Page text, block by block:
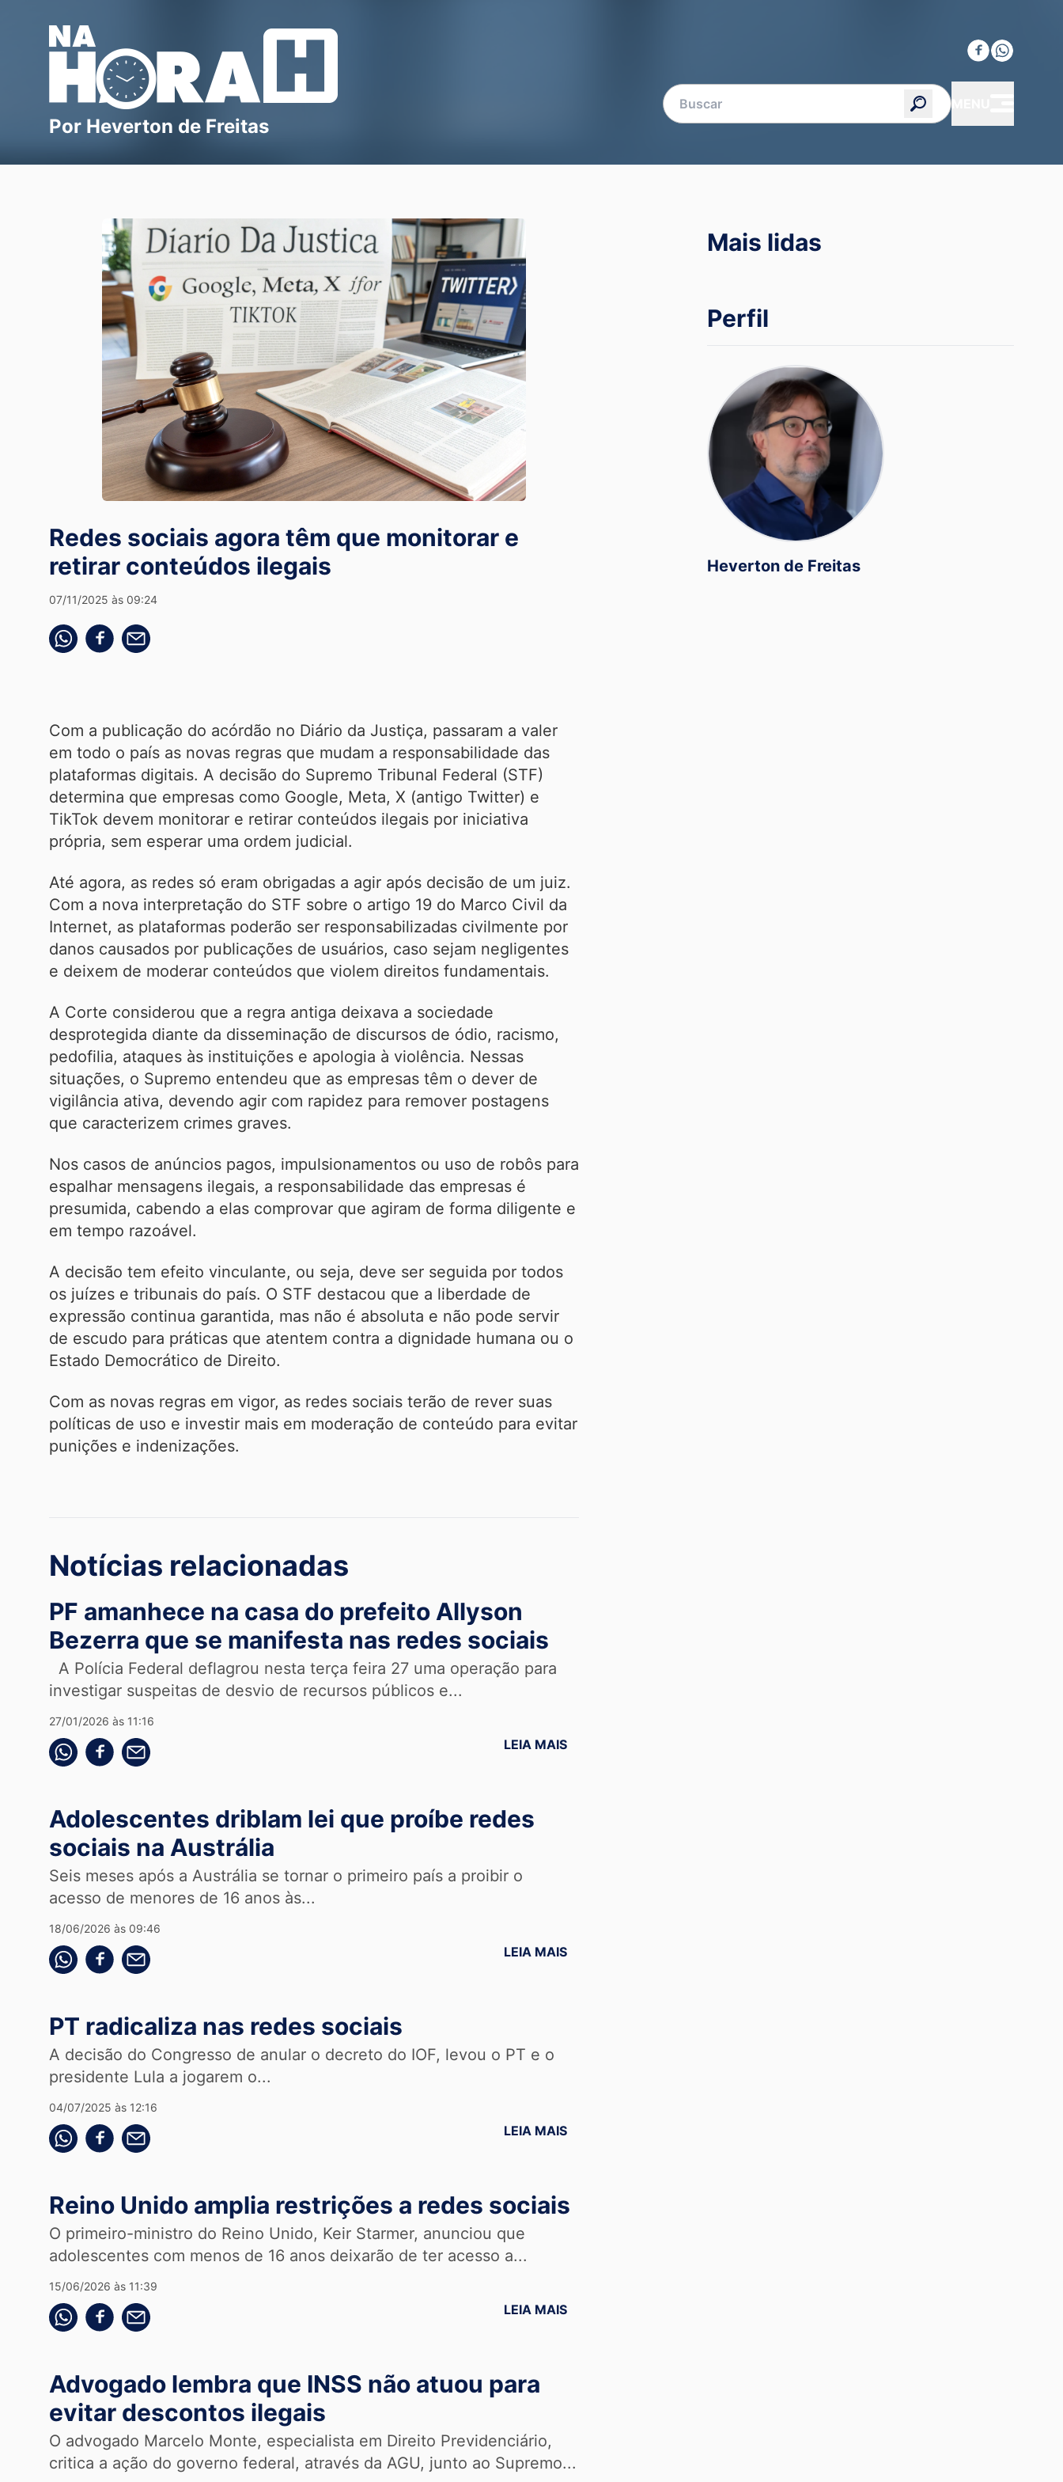
Blog Na Hora H
Por Heverton de Freitas
Redes sociais agora têm que monitorar e
retirar conteúdos ilegais
07/11/2025 às 09:24
Compartilhe pelo whatsapp
Compartilhar no facebook
Compartilhe pelo email
Com a publicação do acórdão no Diário da Justiça, passaram a valer
em todo o país as novas regras que mudam a responsabilidade das
plataformas digitais. A decisão do Supremo Tribunal Federal (STF)
determina que empresas como Google, Meta, X (antigo Twitter) e
TikTok devem monitorar e retirar conteúdos ilegais por iniciativa
própria, sem esperar uma ordem judicial.
Até agora, as redes só eram obrigadas a agir após decisão de um juiz.
Com a nova interpretação do STF sobre o artigo 19 do Marco Civil da
Internet, as plataformas poderão ser responsabilizadas civilmente por
danos causados por publicações de usuários, caso sejam negligentes
e deixem de moderar conteúdos que violem direitos fundamentais.
A Corte considerou que a regra antiga deixava a sociedade
desprotegida diante da disseminação de discursos de ódio, racismo,
pedofilia, ataques às instituições e apologia à violência. Nessas
situações, o Supremo entendeu que as empresas têm o dever de
vigilância ativa, devendo agir com rapidez para remover postagens
que caracterizem crimes graves.
Nos casos de anúncios pagos, impulsionamentos ou uso de robôs para
espalhar mensagens ilegais, a responsabilidade das empresas é
presumida, cabendo a elas comprovar que agiram de forma diligente e
em tempo razoável.
A decisão tem efeito vinculante, ou seja, deve ser seguida por todos
os juízes e tribunais do país. O STF destacou que a liberdade de
expressão continua garantida, mas não é absoluta e não pode servir
de escudo para práticas que atentem contra a dignidade humana ou o
Estado Democrático de Direito.
Com as novas regras em vigor, as redes sociais terão de rever suas
políticas de uso e investir mais em moderação de conteúdo para evitar
punições e indenizações.
Notícias relacionadas
PF amanhece na casa do prefeito Allyson
Bezerra que se manifesta nas redes sociais
A Polícia Federal deflagrou nesta terça feira 27 uma operação para
investigar suspeitas de desvio de recursos públicos e...
27/01/2026 às 11:16
Compartilhe pelo whatsapp
Compartilhar no facebook
Compartilhe pelo email LEIA MAIS
Adolescentes driblam lei que proíbe redes
sociais na Austrália
Seis meses após a Austrália se tornar o primeiro país a proibir o
acesso de menores de 16 anos às...
18/06/2026 às 09:46
Compartilhe pelo whatsapp
Compartilhar no facebook
Compartilhe pelo email LEIA MAIS
PT radicaliza nas redes sociais
A decisão do Congresso de anular o decreto do IOF, levou o PT e o
presidente Lula a jogarem o...
04/07/2025 às 12:16
Compartilhe pelo whatsapp
Compartilhar no facebook
Compartilhe pelo email LEIA MAIS
Reino Unido amplia restrições a redes sociais
O primeiro-ministro do Reino Unido, Keir Starmer, anunciou que
adolescentes com menos de 16 anos deixarão de ter acesso a...
15/06/2026 às 11:39
Compartilhe pelo whatsapp
Compartilhar no facebook
Compartilhe pelo email LEIA MAIS
Advogado lembra que INSS não atuou para
evitar descontos ilegais
O advogado Marcelo Monte, especialista em Direito Previdenciário,
critica a ação do governo federal, através da AGU, junto ao Supremo...
Mais lidas
Perfil
Heverton de Freitas